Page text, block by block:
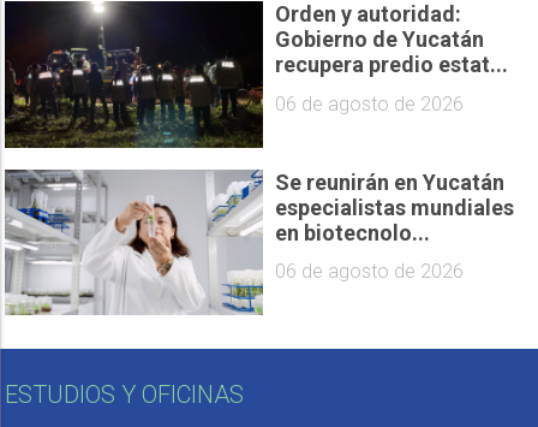
Orden y autoridad:
Gobierno de Yucatán
recupera predio estat...
06 de agosto de 2026
Se reunirán en Yucatán
especialistas mundiales
en biotecnolo...
06 de agosto de 2026
ESTUDIOS Y OFICINAS